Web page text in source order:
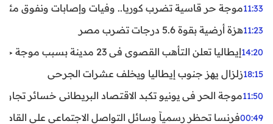
11:33موجة حر قاسية تضرب كوريا.. وفيات وإصابات ونفوق مئات
11:23هزة أرضية بقوة 5.6 درجات تضرب مصر
14:20إيطاليا تعلن التأهب القصوى في 23 مدينة بسبب موجة حر شديدة
18:15زلزال يهز جنوب إيطاليا ويخلف عشرات الجرحى
11:50موجة الحر في يونيو تكبد الاقتصاد البريطاني خسائر تجاوزت 1.5 مليار
00:49فرنسا تحظر رسمياً وسائل التواصل الاجتماعي على القاصرين